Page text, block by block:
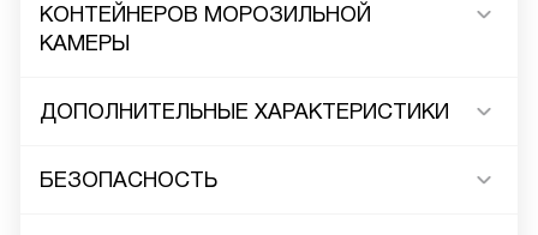
КОНТЕЙНЕРОВ МОРОЗИЛЬНОЙ
КАМЕРЫ
ДОПОЛНИТЕЛЬНЫЕ ХАРАКТЕРИСТИКИ
БЕЗОПАСНОСТЬ